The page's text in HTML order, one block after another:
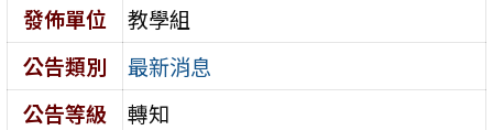
發佈單位
教學組
公告類別
最新消息
公告等級
轉知